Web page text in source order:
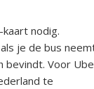
kaart nodig.
je de bus
bevindt. Voor
te